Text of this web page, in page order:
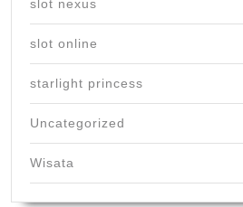
slot nexus
slot online
starlight princess
Uncategorized
Wisata